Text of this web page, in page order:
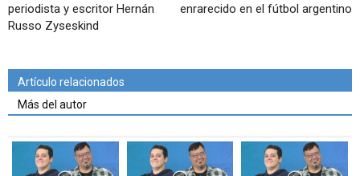
periodista y escritor Hernán
Russo Zyseskind
enrarecido en el fútbol argentino
Artículo relacionados
Más del autor